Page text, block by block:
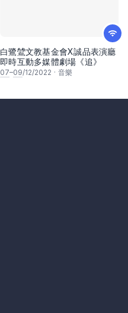
白鷺鷥文教基金會X誠品表演廳
即時互動多媒體劇場《追》
07–09/12/2022 · 音樂